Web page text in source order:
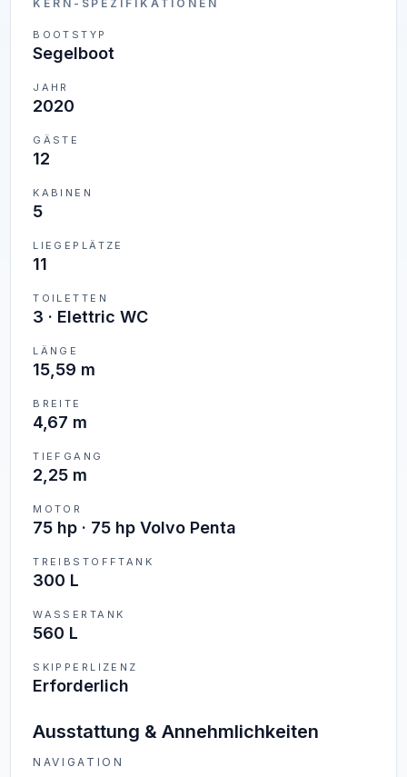
KERN-SPEZIFIKATIONEN
BOOTSTYP
Segelboot
JAHR
2020
GÄSTE
12
KABINEN
5
LIEGEPLÄTZE
11
TOILETTEN
3 · Elettric WC
LÄNGE
15,59 m
BREITE
4,67 m
TIEFGANG
2,25 m
MOTOR
75 hp · 75 hp Volvo Penta
TREIBSTOFFTANK
300 L
WASSERTANK
560 L
SKIPPERLIZENZ
Erforderlich
Ausstattung & Annehmlichkeiten
NAVIGATION